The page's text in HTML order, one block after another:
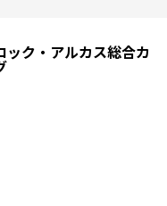
ック・アルカス総合カ